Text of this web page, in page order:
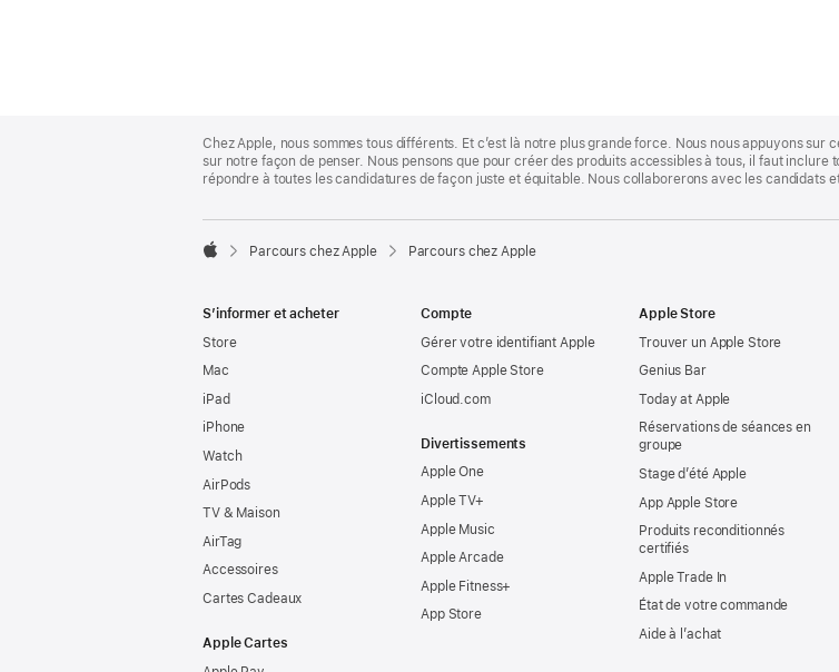
Footer
Chez Apple, nous sommes tous différents. Et c’est là notre plus grande force. Nous nous appuyons
sur notre façon de penser. Nous pensons que pour créer des produits accessibles à tous, il faut inclure
répondre à toutes les candidatures de façon juste et équitable. Nous collaborerons avec les candidats

Parcours chez Apple Parcours chez Apple
S’informer et acheter
Store
Mac
iPad
iPhone
Watch
AirPods
TV & Maison
AirTag
Accessoires
Cartes Cadeaux
Apple Cartes
Compte
Gérer votre identifiant Apple
Compte Apple Store
iCloud.com
Divertissements
Apple One
Apple TV+
Apple Music
Apple Arcade
Apple Fitness+
App Store
Apple Store
Trouver un Apple Store
Genius Bar
Today at Apple
Réservations de séances en
groupe
Stage d’été Apple
App Apple Store
Produits reconditionnés
certifiés
Apple Trade In
État de votre commande
Aide à l’achat